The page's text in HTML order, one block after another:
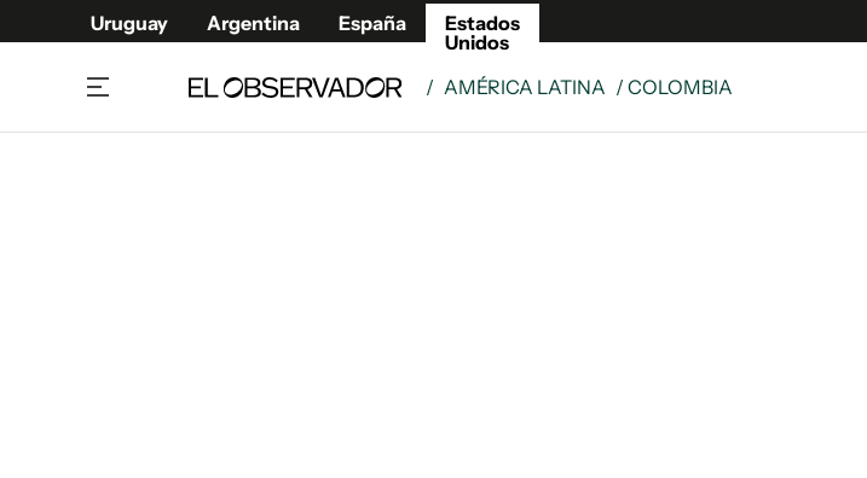
Uruguay Argentina España
Estados
Unidos
/ AMÉRICA LATINA / COLOMBIA